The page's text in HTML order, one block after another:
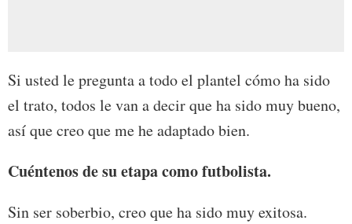
Si usted le pregunta a todo el plantel cómo ha sido
el trato, todos le van a decir que ha sido muy bueno,
así que creo que me he adaptado bien.
Cuéntenos de su etapa como futbolista.
Sin ser soberbio, creo que ha sido muy exitosa.